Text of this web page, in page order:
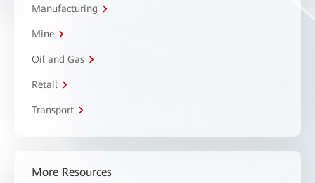
Manufacturing
Mine
Oil and Gas
Retail
Transport
More Resources